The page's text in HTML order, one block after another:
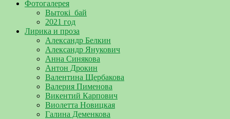
Фотогалерея
Вытокі_бай
2021 год
Лирика и проза
Александр Белкин
Александр Янукович
Анна Синякова
Антон Дрокин
Валентина Щербакова
Валерия Пименова
Викентий Карпович
Виолетта Новицкая
Галина Деменкова